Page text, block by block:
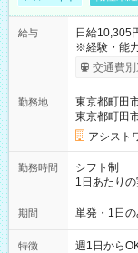
給与
日給10,305
※経験・能力
間】試用期
交通費別
勤務地
東京都町田
東京都町田
アシスト
勤務時間
シフト制
1日あたり
勤務 勤務：月・
可能です！ ※1日あたりの最大実働時間は日勤、夜勤共に勤務し
期間 単発・1日
特徴
週1日から